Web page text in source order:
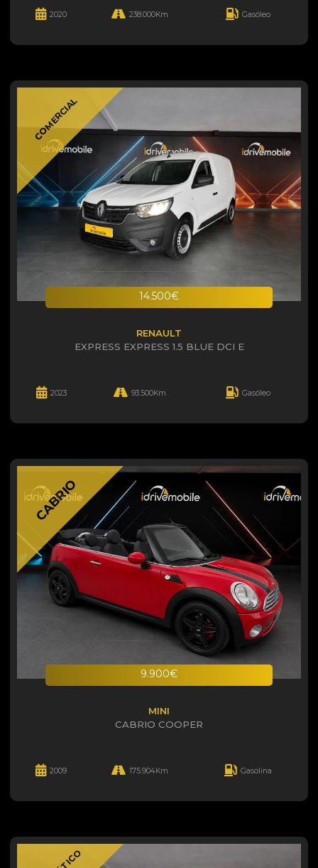
2020 238.000Km Gasóleo
COMERCIAL
14.500€
RENAULT
EXPRESS EXPRESS 1.5 BLUE DCI E
2023 93.500Km Gasóleo
CABRIO
9.900€
MINI
CABRIO COOPER
2009 175.904Km Gasolina